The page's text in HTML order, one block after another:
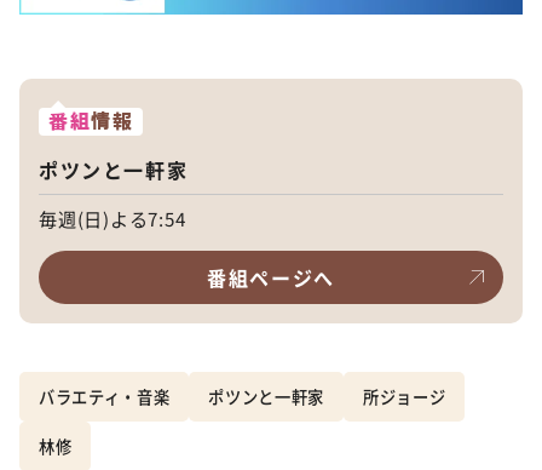
番組情報
ポツンと一軒家
毎週(日)よる7:54
番組ページへ
バラエティ・音楽 ポツンと一軒家 所ジョージ
林修